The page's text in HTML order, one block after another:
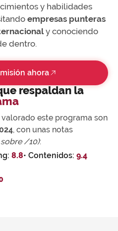
y habilidades
empresas punteras
y conociendo
dentro.
ahora
respaldan la
este programa son
, con unas notas
/10):
8.8• Contenidos: 9.4